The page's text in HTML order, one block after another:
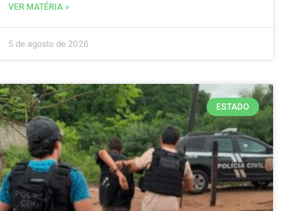
VER MATÉRIA »
5 de agosto de 2026
ESTADO